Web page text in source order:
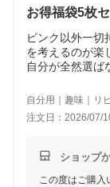
お得福袋5枚
ピンク以外一切
を考えるのが楽
自分が全然選ば
自分用｜趣味｜リ
注文日：2026/07/
ショップ
この度はご購入